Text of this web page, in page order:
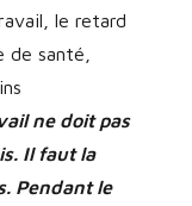
le retard
de santé,
ne doit pas
Il faut la
Pendant le